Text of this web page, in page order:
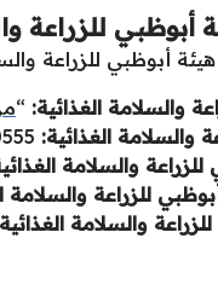
للزراعة
أبوظبي للزراعة
والسلامة الغذائية: “
والسلامة الغذائية:
والسلامة
للزراعة والسلامة
والسلامة